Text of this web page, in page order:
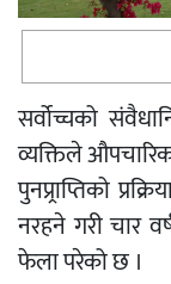
सर्वोच्चको
व्यक्तिले
पुनप्र्राप्तिको
नरहने गरी चार
फेला परेको छ ।